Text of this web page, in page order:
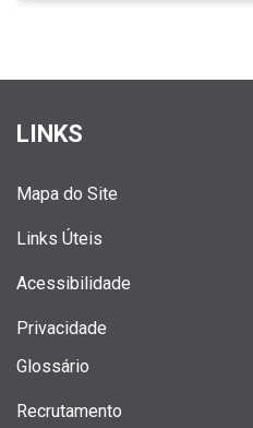
LINKS
Mapa do Site
Links Úteis
Acessibilidade
Privacidade
Glossário
Recrutamento